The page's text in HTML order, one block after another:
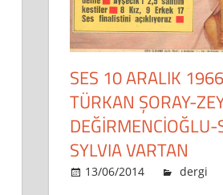
SES 10 ARALIK
TÜRKAN ŞORAY-
SYLVIA VARTAN
13/06/2014 admin
dergi